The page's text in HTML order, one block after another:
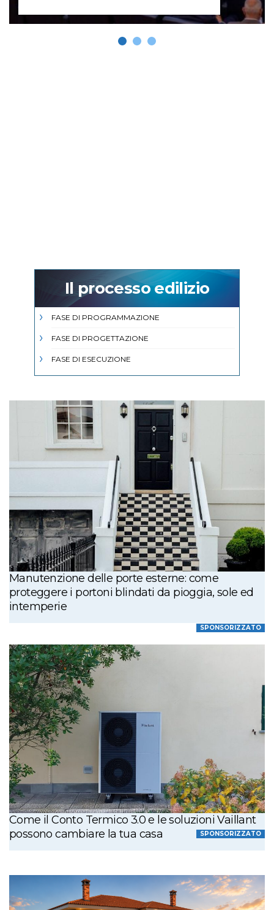
Il processo edilizio
FASE DI PROGRAMMAZIONE
FASE DI PROGETTAZIONE
FASE DI ESECUZIONE
Manutenzione delle porte esterne: come
proteggere i portoni blindati da pioggia, sole ed
intemperie
SPONSORIZZATO
Come il Conto Termico 3.0 e le soluzioni Vaillant
possono cambiare la tua casa
SPONSORIZZATO